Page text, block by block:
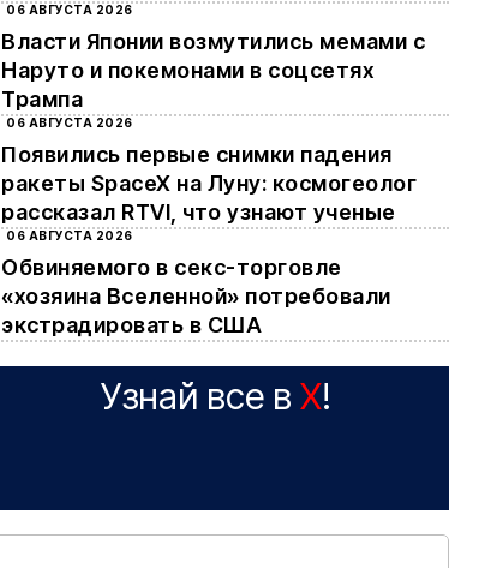
06 АВГУСТА 2026
Власти Японии возмутились мемами с
Наруто и покемонами в соцсетях
Трампа
06 АВГУСТА 2026
Появились первые снимки падения
ракеты SpaceX на Луну: космогеолог
рассказал RTVI, что узнают ученые
06 АВГУСТА 2026
Обвиняемого в секс-торговле
«хозяина Вселенной» потребовали
экстрадировать в США
Узнай все в X!